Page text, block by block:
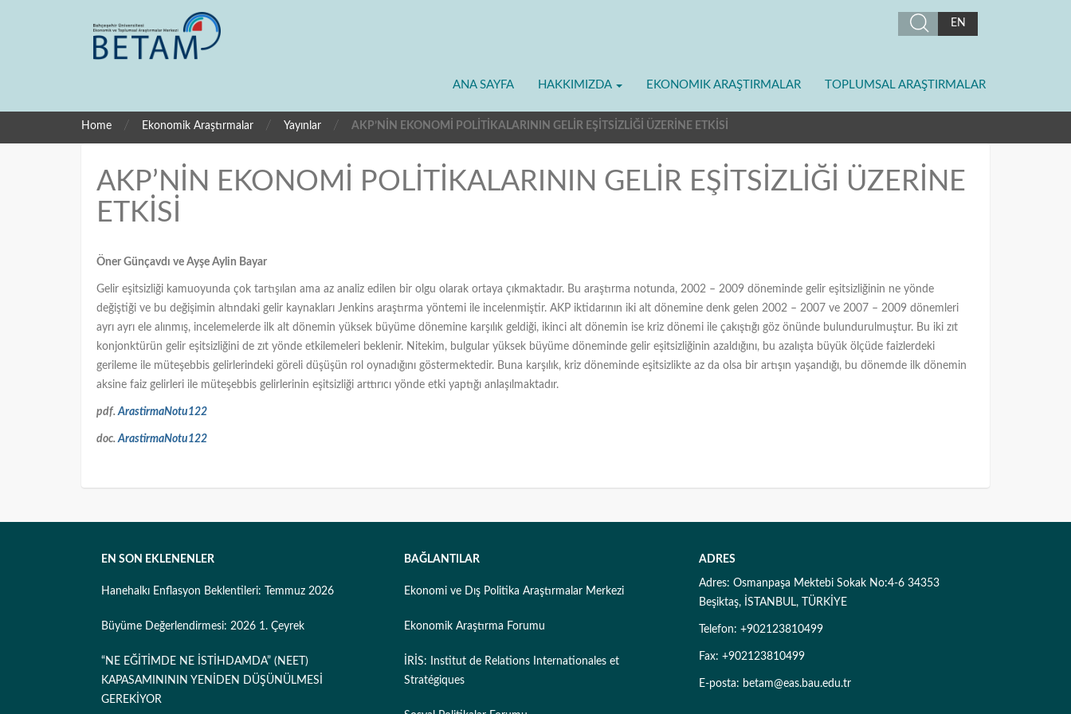
EN
ANA SAYFA HAKKIMIZDA EKONOMIK ARAŞTIRMALAR TOPLUMSAL ARAŞTIRMALAR
Home / Ekonomik Araştırmalar / Yayınlar / AKP’NİN EKONOMİ POLİTİKALARININ GELİR EŞİTSİZLİĞİ ÜZERİNE ETKİSİ
AKP’NİN EKONOMİ POLİTİKALARININ GELİR EŞİTSİZLİĞİ ÜZERİNE
ETKİSİ
Öner Günçavdı ve Ayşe Aylin Bayar
Gelir eşitsizliği kamuoyunda çok tartışılan ama az analiz edilen bir olgu olarak ortaya çıkmaktadır. Bu araştırma notunda, 2002 – 2009 döneminde gelir eşitsizliğinin ne yönde
değiştiği ve bu değişimin altındaki gelir kaynakları Jenkins araştırma yöntemi ile incelenmiştir. AKP iktidarının iki alt dönemine denk gelen 2002 – 2007 ve 2007 – 2009 dönemleri
ayrı ayrı ele alınmış, incelemelerde ilk alt dönemin yüksek büyüme dönemine karşılık geldiği, ikinci alt dönemin ise kriz dönemi ile çakıştığı göz önünde bulundurulmuştur. Bu iki zıt
konjonktürün gelir eşitsizliğini de zıt yönde etkilemeleri beklenir. Nitekim, bulgular yüksek büyüme döneminde gelir eşitsizliğinin azaldığını, bu azalışta büyük ölçüde faizlerdeki
gerileme ile müteşebbis gelirlerindeki göreli düşüşün rol oynadığını göstermektedir. Buna karşılık, kriz döneminde eşitsizlikte az da olsa bir artışın yaşandığı, bu dönemde ilk dönemin
aksine faiz gelirleri ile müteşebbis gelirlerinin eşitsizliği arttırıcı yönde etki yaptığı anlaşılmaktadır.
pdf.ArastirmaNotu122
doc.ArastirmaNotu122
EN SON EKLENENLER
Hanehalkı Enflasyon Beklentileri: Temmuz 2026
Büyüme Değerlendirmesi: 2026 1. Çeyrek
“NE EĞİTİMDE NE İSTİHDAMDA” (NEET)
KAPASAMINININ YENİDEN DÜŞÜNÜLMESİ
GEREKİYOR
BAĞLANTILAR
Ekonomi ve Dış Politika Araştırmalar Merkezi
Ekonomik Araştırma Forumu
İRİS: Institut de Relations Internationales et
Stratégiques
ADRES
Adres: Osmanpaşa Mektebi Sokak No:4-6 34353
Beşiktaş, İSTANBUL, TÜRKİYE
Telefon: +902123810499
Fax: +902123810499
E-posta: betam@eas.bau.edu.tr